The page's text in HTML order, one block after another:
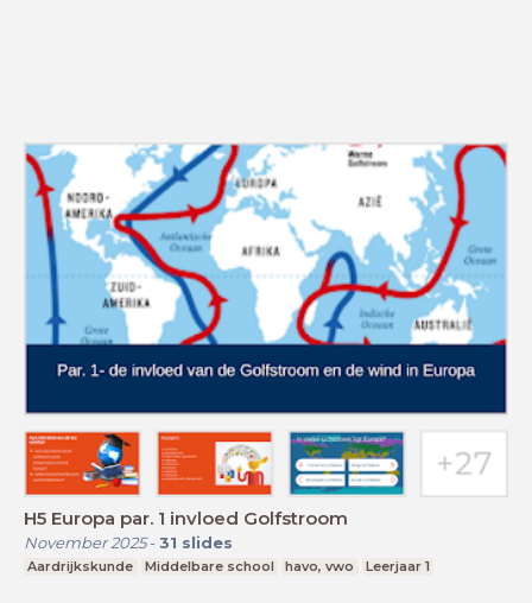
H5 Europa par. 1 invloed Golfstroom
November 2025- 31 slides
Aardrijkskunde Middelbare school havo, vwo Leerjaar 1